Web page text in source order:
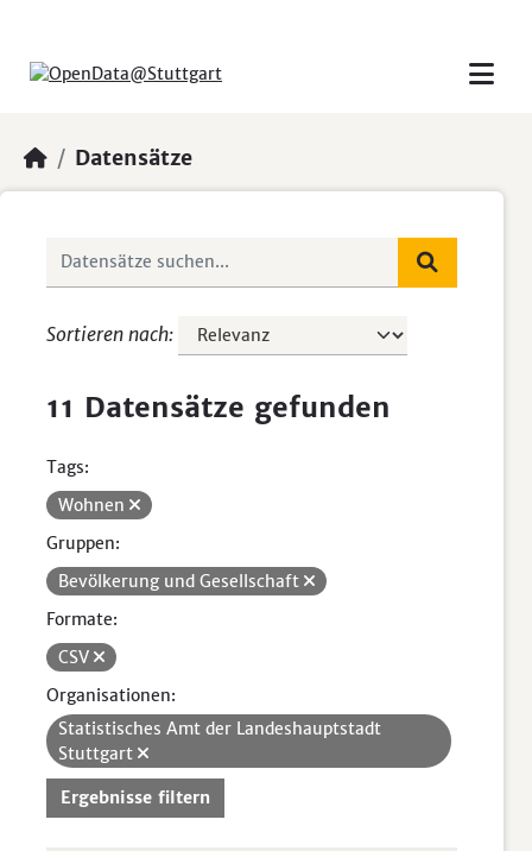
Datensätze
Sortieren nach
11 Datensätze gefunden
Tags:
Wohnen
Gruppen:
Bevölkerung und Gesellschaft
Formate:
CSV
Organisationen:
Statistisches Amt der Landeshauptstadt
Stuttgart
Ergebnisse filtern